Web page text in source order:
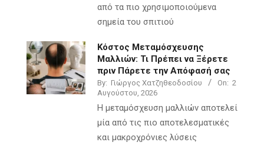
από τα πιο χρησιμοποιούμενα
σημεία του σπιτιού
Κόστος Μεταμόσχευσης
Μαλλιών: Τι Πρέπει να Ξέρετε
πριν Πάρετε την Απόφασή σας
By: Γιώργος Χατζηθεοδοσίου On: 2
Αυγούστου, 2026
Η μεταμόσχευση μαλλιών αποτελεί
μία από τις πιο αποτελεσματικές
και μακροχρόνιες λύσεις